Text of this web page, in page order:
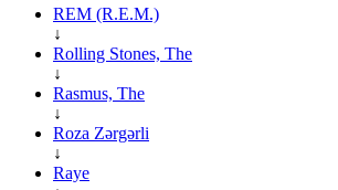
REM (R.E.M.)
↓
Rolling Stones, The
↓
Rasmus, The
↓
Roza Zərgərli
↓
Raye